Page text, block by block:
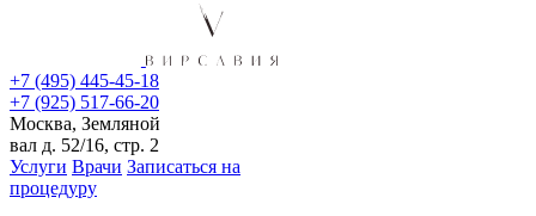
+7 (495) 445-45-18
+7 (925) 517-66-20
Москва, Земляной
вал д. 52/16, стр. 2
Услуги Врачи Записаться на
процедуру